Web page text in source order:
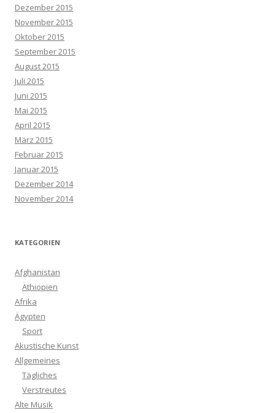
Dezember 2015
November 2015
Oktober 2015
September 2015
August 2015
Juli 2015
Juni 2015
Mai 2015
April 2015
März 2015
Februar 2015
Januar 2015
Dezember 2014
November 2014
KATEGORIEN
Afghanistan
Äthiopien
Afrika
Ägypten
Sport
Akustische Kunst
Allgemeines
Tägliches
Verstreutes
Alte Musik